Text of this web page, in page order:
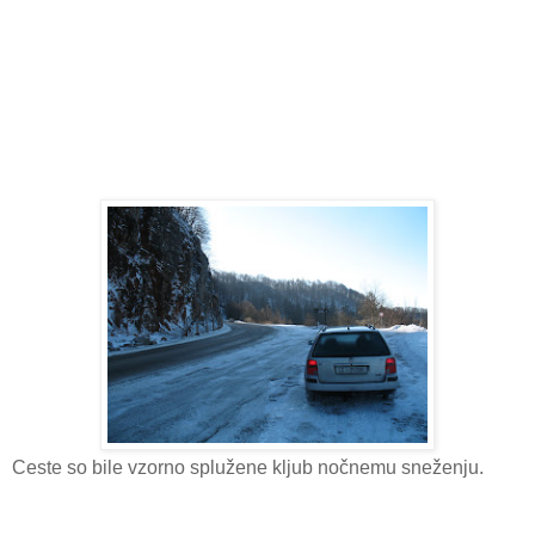
Ceste so bile vzorno splužene kljub nočnemu sneženju.